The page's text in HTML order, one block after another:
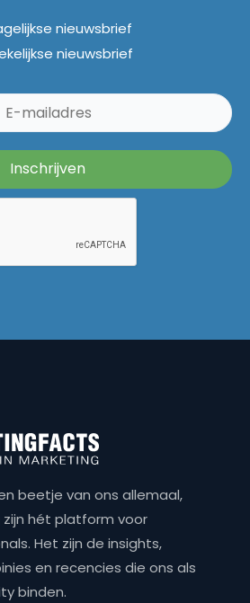
nieuwsbrief
nieuwsbrief
beetje van ons allemaal,
zijn hét platform voor
Het zijn de insights,
en recencies die ons als
binden.